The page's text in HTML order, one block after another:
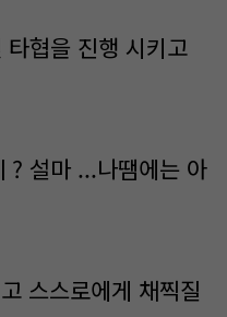
협을 진행 시키고
? 설마 ...나땜에는 아
스스로에게 채찍질